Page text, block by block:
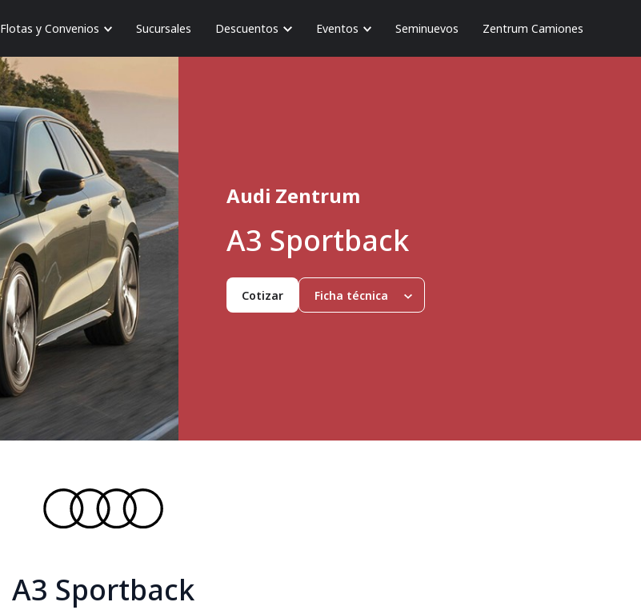
Flotas y Convenios Sucursales Descuentos Eventos Seminuevos Zentrum Camiones
Audi Zentrum
A3 Sportback
Cotizar Ficha técnica
A3 Sportback